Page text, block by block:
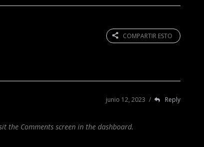
COMPARTIR ESTO
junio 12, 2023 / Reply
the Comments screen in the dashboard.